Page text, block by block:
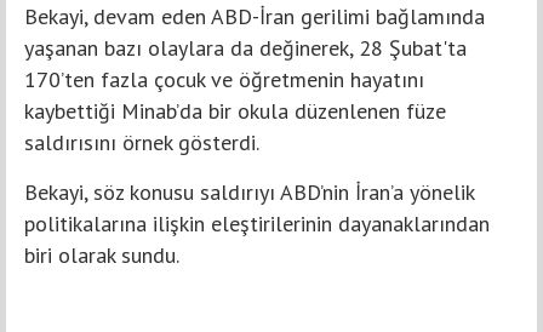
Bekayi, devam eden ABD-İran gerilimi bağlamında
yaşanan bazı olaylara da değinerek, 28 Şubat'ta
170’ten fazla çocuk ve öğretmenin hayatını
kaybettiği Minab’da bir okula düzenlenen füze
saldırısını örnek gösterdi.
Bekayi, söz konusu saldırıyı ABD’nin İran’a yönelik
politikalarına ilişkin eleştirilerinin dayanaklarından
biri olarak sundu.